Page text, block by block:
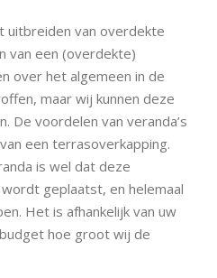
uitbreiden van overdekte
van een (overdekte)
over het algemeen in de
maar wij kunnen deze
De voordelen van veranda’s
een terrasoverkapping.
is wel dat deze
geplaatst, en helemaal
Het is afhankelijk van uw
hoe groot wij de